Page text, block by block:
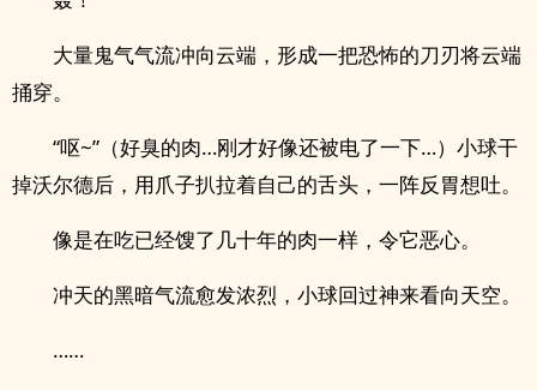
大量鬼气气流冲向云端，形成一把恐怖的刀刃将云端
捅穿。
“呕~”（好臭的肉…刚才好像还被电了一下…）小球干
掉沃尔德后，用爪子扒拉着自己的舌头，一阵反胃想吐。
像是在吃已经馊了几十年的肉一样，令它恶心。
冲天的黑暗气流愈发浓烈，小球回过神来看向天空。
……